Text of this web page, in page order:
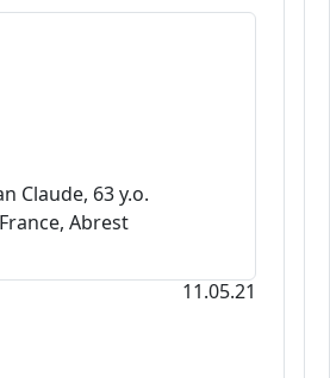
Claude, 63 y.o.
France, Abrest
11.05.21